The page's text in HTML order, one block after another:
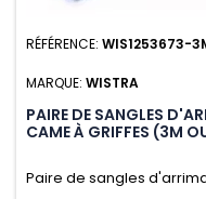
RÉFÉRENCE: WIS1253673-
MARQUE: WISTRA
PAIRE DE SANGLES
CAME À GRIFFES (3M
Paire de sangles